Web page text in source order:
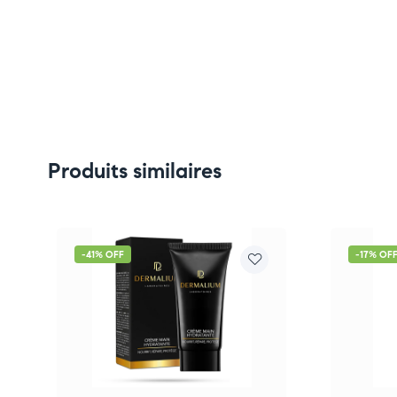
Produits similaires
-41% OFF -17% OFF